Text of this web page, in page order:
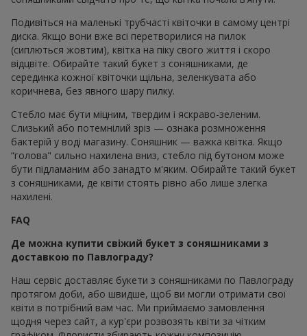
Подивіться на маленькі трубчасті квіточки в самому центрі
диска. Якщо вони вже всі перетворилися на пилок
(сиплються жовтим), квітка на піку свого життя і скоро
відцвіте. Обирайте такий букет з соняшниками, де
серединка кожної квіточки щільна, зеленкувата або
коричнева, без явного шару пилку.
Стебло має бути міцним, твердим і яскраво-зеленим.
Слизький або потемнілий зріз — ознака розмноження
бактерій у воді магазину. Соняшник — важка квітка. Якщо
“голова" сильно нахилена вниз, стебло під бутоном може
бути підламаним або занадто м'яким. Обирайте такий букет
з соняшниками, де квіти стоять рівно або лише злегка
нахилені.
FAQ
Де можна купити свіжий букет з соняшниками з
доставкою по Павлограду?
Наш сервіс доставляє букети з соняшниками по Павлограду
протягом доби, або швидше, щоб ви могли отримати свої
квіти в потрібний вам час. Ми приймаємо замовлення
щодня через сайт, а кур'єри розвозять квіти за чітким